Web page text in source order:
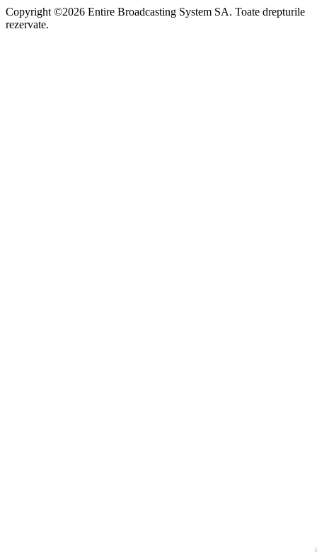
Copyright ©2026 Entire Broadcasting System SA. Toate drepturile
rezervate.